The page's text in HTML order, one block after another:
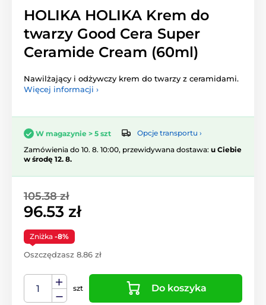
HOLIKA HOLIKA Krem do
twarzy Good Cera Super
Ceramide Cream (60ml)
Nawilżający i odżywczy krem do twarzy z ceramidami.
Więcej informacji ›
W magazynie > 5 szt
Opcje transportu ›
Zamówienia do 10. 8. 10:00, przewidywana dostawa: u Ciebie
w środę 12. 8.
105.38 zł
96.53 zł
Zniżka -8%
Oszczędzasz 8.86 zł
szt Do koszyka